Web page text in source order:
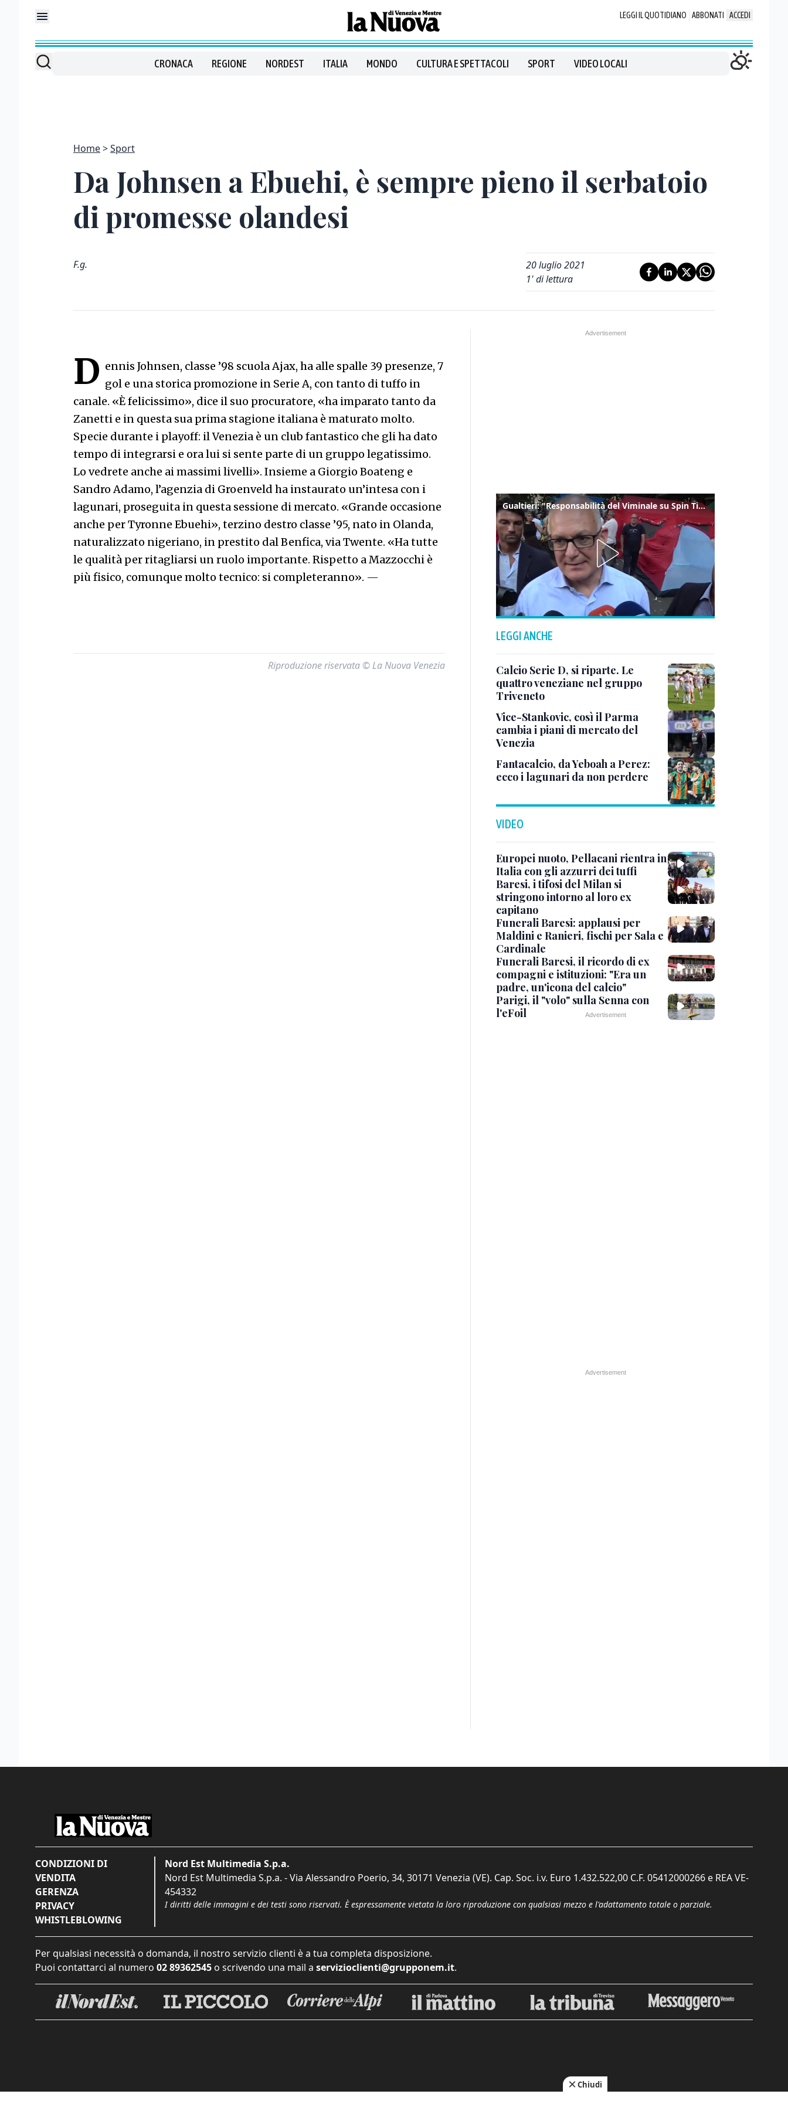
LEGGI IL QUOTIDIANO ABBONATI ACCEDI
CRONACA REGIONE NORDEST ITALIA MONDO CULTURA E SPETTACOLI SPORT VIDEO LOCALI
Home Sport
Da Johnsen a Ebuehi, è sempre pieno il serbatoio
di promesse olandesi
F.g.
20 luglio 2021
1' di lettura
D ennis Johnsen, classe ’98 scuola Ajax, ha alle spalle 39 presenze, 7
gol e una storica promozione in Serie A, con tanto di tuffo in
canale. «È felicissimo», dice il suo procuratore, «ha imparato tanto da
Zanetti e in questa sua prima stagione italiana è maturato molto.
Specie durante i playoff: il Venezia è un club fantastico che gli ha dato
tempo di integrarsi e ora lui si sente parte di un gruppo legatissimo.
Lo vedrete anche ai massimi livelli». Insieme a Giorgio Boateng e
Sandro Adamo, l’agenzia di Groenveld ha instaurato un’intesa con i
lagunari, proseguita in questa sessione di mercato. «Grande occasione
anche per Tyronne Ebuehi», terzino destro classe ’95, nato in Olanda,
naturalizzato nigeriano, in prestito dal Benfica, via Twente. «Ha tutte
le qualità per ritagliarsi un ruolo importante. Rispetto a Mazzocchi è
più fisico, comunque molto tecnico: si completeranno». —
Riproduzione riservata © La Nuova Venezia
Gualtieri: "Responsabilità del Viminale su Spin Time? La posizione dei partiti è nota"
LEGGI ANCHE
Calcio Serie D, si riparte. Le
quattro veneziane nel gruppo
Triveneto
Vice-Stankovic, così il Parma
cambia i piani di mercato del
Venezia
Fantacalcio, da Yeboah a Perez:
ecco i lagunari da non perdere
VIDEO
Europei nuoto, Pellacani rientra in
Italia con gli azzurri dei tuffi
Baresi, i tifosi del Milan si
stringono intorno al loro ex
capitano
Funerali Baresi: applausi per
Maldini e Ranieri, fischi per Sala e
Cardinale
Funerali Baresi, il ricordo di ex
compagni e istituzioni: "Era un
padre, un'icona del calcio"
Parigi, il "volo" sulla Senna con
l'eFoil
CONDIZIONI DI
VENDITA
GERENZA
PRIVACY
WHISTLEBLOWING
Nord Est Multimedia S.p.a.
Nord Est Multimedia S.p.a. - Via Alessandro Poerio, 34, 30171 Venezia (VE). Cap. Soc. i.v. Euro 1.432.522,00 C.F. 05412000266 e REA VE-
454332
I diritti delle immagini e dei testi sono riservati. È espressamente vietata la loro riproduzione con qualsiasi mezzo e l'adattamento totale o parziale.
Per qualsiasi necessità o domanda, il nostro servizio clienti è a tua completa disposizione.
Puoi contattarci al numero 02 89362545 o scrivendo una mail a servizioclienti@grupponem.it.
Chiudi